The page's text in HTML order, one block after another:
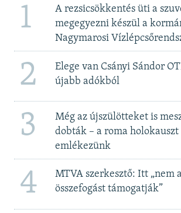
1
A rezsicsökkentés üti a
megegyezni készül a
Nagymarosi
2
Elege van Csányi Sándor
újabb adókból
3
Még az újszülötteket is
dobták – a roma
emlékezünk
4
MTVA szerkesztő: Itt „nem
összefogást támogatják”